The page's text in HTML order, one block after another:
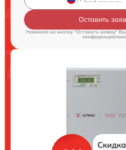
Оставить
Нажимая на кнопку "Оставить заявку"